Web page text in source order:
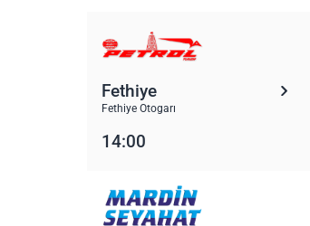
Fethiye
Fethiye Otogarı
14:00